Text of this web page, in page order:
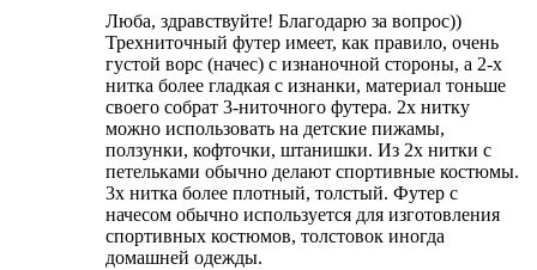
Люба, здравствуйте! Благодарю за вопрос))
Трехниточный футер имеет, как правило, очень
густой ворс (начес) с изнаночной стороны, а 2-х
нитка более гладкая с изнанки, материал тоньше
своего собрат 3-ниточного футера. 2х нитку
можно использовать на детские пижамы,
ползунки, кофточки, штанишки. Из 2х нитки с
петельками обычно делают спортивные костюмы.
3х нитка более плотный, толстый. Футер с
начесом обычно используется для изготовления
спортивных костюмов, толстовок иногда
домашней одежды.